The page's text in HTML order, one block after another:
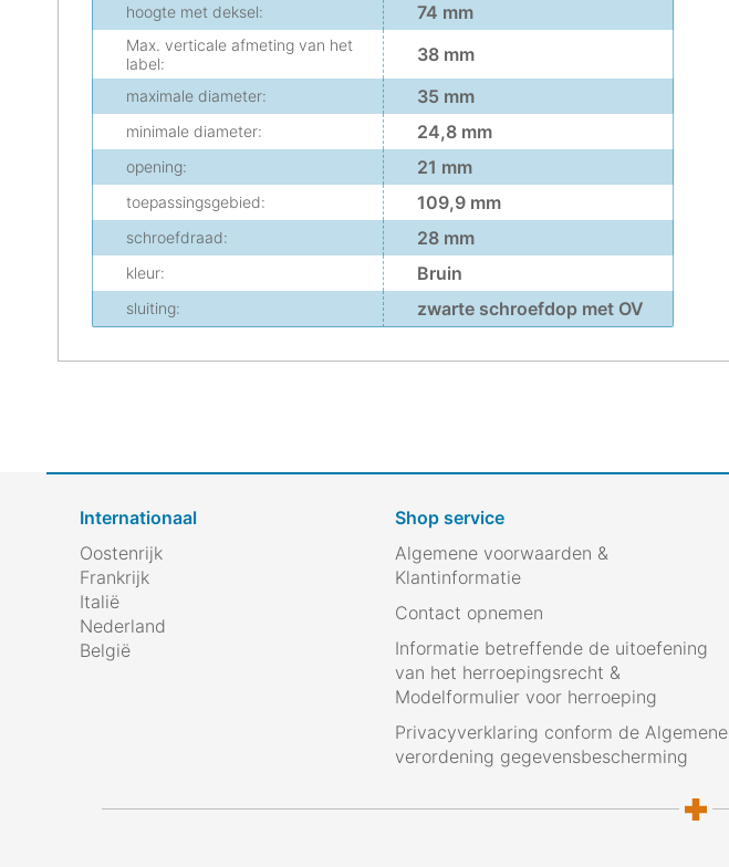
hoogte met deksel: 74 mm
Max. verticale afmeting van het
label:
38 mm
maximale diameter: 35 mm
minimale diameter: 24,8 mm
opening: 21 mm
toepassingsgebied: 109,9 mm
schroefdraad: 28 mm
kleur: Bruin
sluiting: zwarte schroefdop met OV
Internationaal
Oostenrijk
Frankrijk
Italië
Nederland
België
Shop service
Algemene voorwaarden &
Klantinformatie
Contact opnemen
Informatie betreffende de uitoefening
van het herroepingsrecht &
Modelformulier voor herroeping
Privacyverklaring conform de Algemene
verordening gegevensbescherming